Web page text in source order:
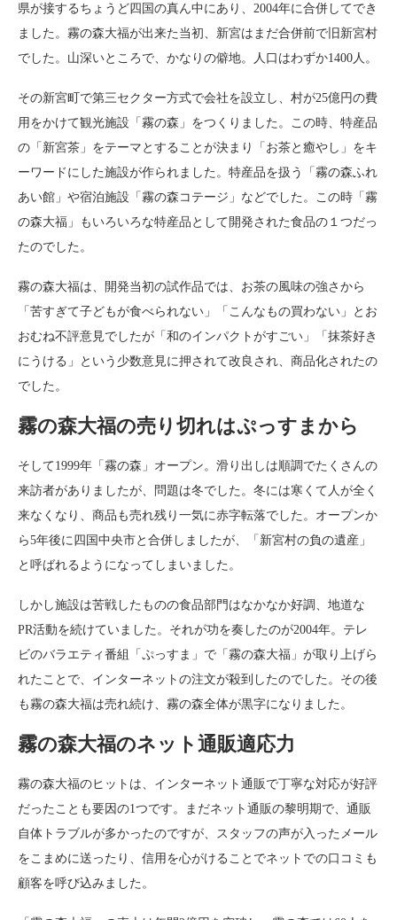
県が接するちょうど四国の真ん中にあり、2004年に合併してでき
ました。霧の森大福が出来た当初、新宮はまだ合併前で旧新宮村
でした。山深いところで、かなりの僻地。人口はわずか1400人。
その新宮町で第三セクター方式で会社を設立し、村が25億円の費
用をかけて観光施設「霧の森」をつくりました。この時、特産品
の「新宮茶」をテーマとすることが決まり「お茶と癒やし」をキ
ーワードにした施設が作られました。特産品を扱う「霧の森ふれ
あい館」や宿泊施設「霧の森コテージ」などでした。この時「霧
の森大福」もいろいろな特産品として開発された食品の１つだっ
たのでした。
霧の森大福は、開発当初の試作品では、お茶の風味の強さから
「苦すぎて子どもが食べられない」「こんなもの買わない」とお
おむね不評意見でしたが「和のインパクトがすごい」「抹茶好き
にうける」という少数意見に押されて改良され、商品化されたの
でした。
霧の森大福の売り切れはぷっすまから
そして1999年「霧の森」オープン。滑り出しは順調でたくさんの
来訪者がありましたが、問題は冬でした。冬には寒くて人が全く
来なくなり、商品も売れ残り一気に赤字転落でした。オープンか
ら5年後に四国中央市と合併しましたが、「新宮村の負の遺産」
と呼ばれるようになってしまいました。
しかし施設は苦戦したものの食品部門はなかなか好調、地道な
PR活動を続けていました。それが功を奏したのが2004年。テレ
ビのバラエティ番組「ぷっすま」で「霧の森大福」が取り上げら
れたことで、インターネットの注文が殺到したのでした。その後
も霧の森大福は売れ続け、霧の森全体が黒字になりました。
霧の森大福のネット通販適応力
霧の森大福のヒットは、インターネット通販で丁寧な対応が好評
だったことも要因の1つです。まだネット通販の黎明期で、通販
自体トラブルが多かったのですが、スタッフの声が入ったメール
をこまめに送ったり、信用を心がけることでネットでの口コミも
顧客を呼び込みました。